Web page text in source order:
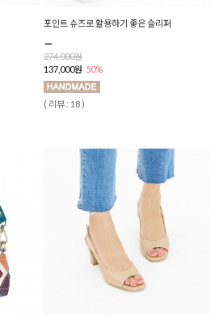
포인트 슈즈로 활용하기 좋은 슬리퍼
274,000원
137,000원 50%
( 리뷰 : 18 )